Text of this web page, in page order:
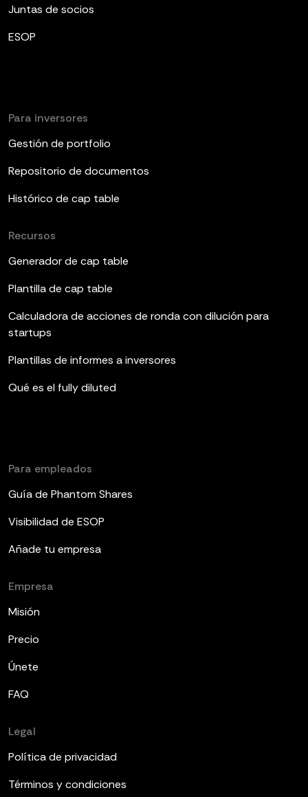
Juntas de socios
ESOP
Para inversores
Gestión de portfolio
Repositorio de documentos
Histórico de cap table
Recursos
Generador de cap table
Plantilla de cap table
Calculadora de acciones de ronda con dilución para
startups
Plantillas de informes a inversores
Qué es el fully diluted
Para empleados
Guía de Phantom Shares
Visibilidad de ESOP
Añade tu empresa
Empresa
Misión
Precio
Únete
FAQ
Legal
Política de privacidad
Términos y condiciones